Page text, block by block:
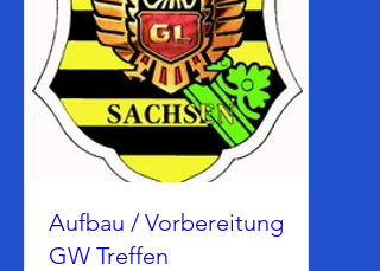
Aufbau / Vorbereitung
GW Treffen